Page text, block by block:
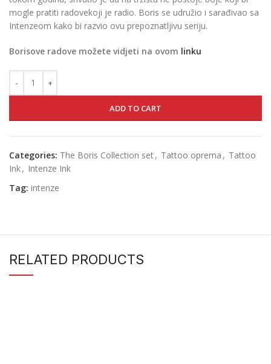
mogle pratiti radovekoji je radio. Boris se udružio i sarađivao sa
Intenzeom kako bi razvio ovu prepoznatljivu seriju.
Borisove radove možete vidjeti na ovom linku
ADD TO CART
Categories: The Boris Collection set, Tattoo oprema , Tattoo
Ink, Intenze Ink
Tag: intenze
RELATED PRODUCTS